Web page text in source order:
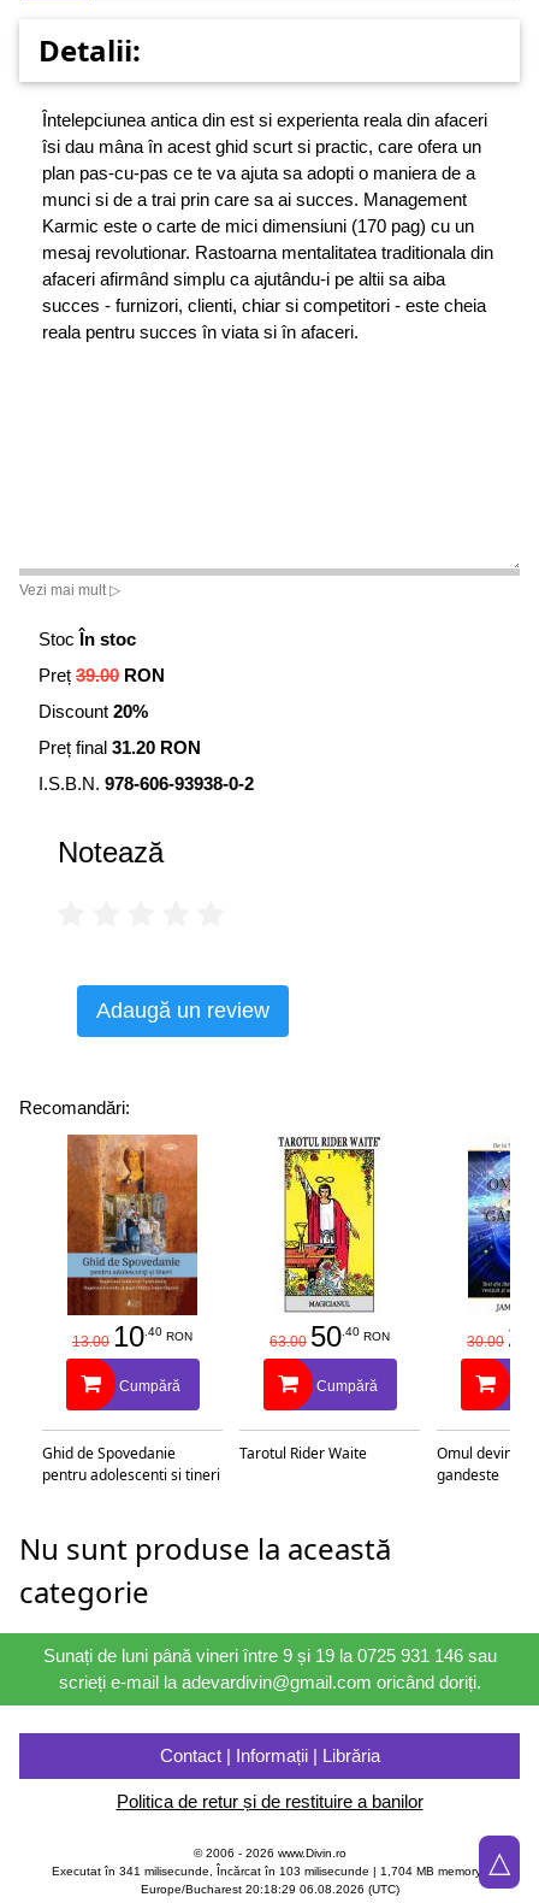
Detalii:
Întelepciunea antica din est si experienta reala din afaceri
îsi dau mâna în acest ghid scurt si practic, care ofera un
plan pas-cu-pas ce te va ajuta sa adopti o maniera de a
munci si de a trai prin care sa ai succes. Management
Karmic este o carte de mici dimensiuni (170 pag) cu un
mesaj revolutionar. Rastoarna mentalitatea traditionala din
afaceri afirmând simplu ca ajutându-i pe altii sa aiba
succes - furnizori, clienti, chiar si competitori - este cheia
reala pentru succes în viata si în afaceri.
Vezi mai mult ▷
Stoc În stoc
Preț 39.00 RON
Discount 20%
Preț final 31.20 RON
I.S.B.N. 978-606-93938-0-2
Notează
Adaugă un review
Recomandări:
13.00 10.40 RON
Cumpără
Ghid de Spovedanie
pentru adolescenti si tineri
63.00 50.40 RON
Cumpără
Tarotul Rider Waite
30.00 25
Omul devine
gandeste
Nu sunt produse la această
categorie
Sunați de luni până vineri între 9 și 19 la 0725 931 146 sau
scrieți e-mail la adevardivin@gmail.com oricând doriți.
Contact | Informații | Librăria
Politica de retur și de restituire a banilor
© 2006 - 2026 www.Divin.ro
Executat în 341 milisecunde, Încărcat în 103 milisecunde | 1,704 MB memory |
Europe/Bucharest 20:18:29 06.08.2026 (UTC)
△